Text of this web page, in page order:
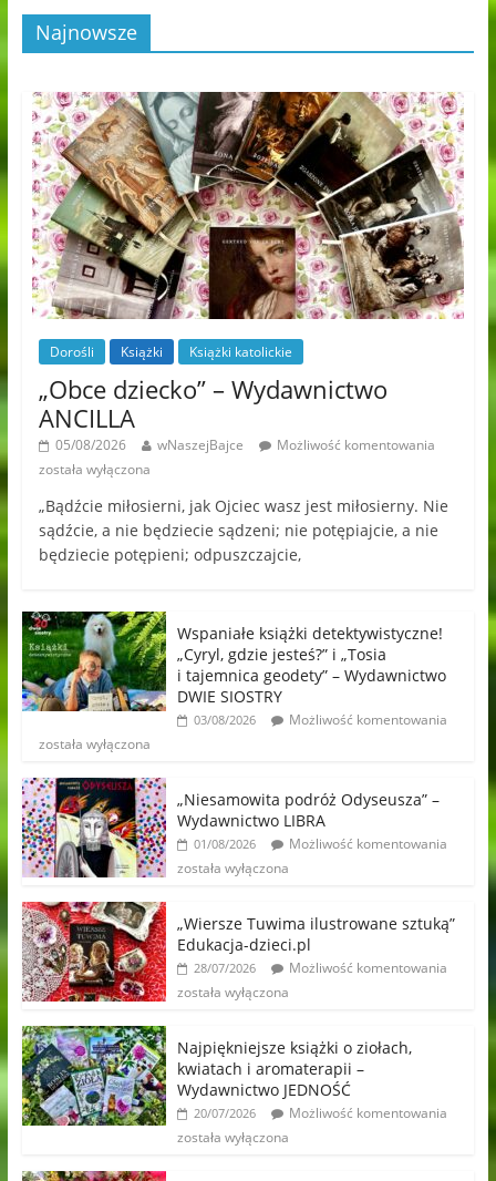
Najnowsze
Dorośli Książki Książki katolickie
„Obce dziecko” – Wydawnictwo
ANCILLA
05/08/2026 wNaszejBajce
Możliwość komentowania
została wyłączona
„Bądźcie miłosierni, jak Ojciec wasz jest miłosierny. Nie
sądźcie, a nie będziecie sądzeni; nie potępiajcie, a nie
będziecie potępieni; odpuszczajcie,
Wspaniałe książki detektywistyczne!
„Cyryl, gdzie jesteś?” i „Tosia
i tajemnica geodety” – Wydawnictwo
DWIE SIOSTRY
03/08/2026
Możliwość komentowania
została wyłączona
„Niesamowita podróż Odyseusza” –
Wydawnictwo LIBRA
01/08/2026
Możliwość komentowania
została wyłączona
„Wiersze Tuwima ilustrowane sztuką”
Edukacja-dzieci.pl
28/07/2026
Możliwość komentowania
została wyłączona
Najpiękniejsze książki o ziołach,
kwiatach i aromaterapii –
Wydawnictwo JEDNOŚĆ
20/07/2026
Możliwość komentowania
została wyłączona